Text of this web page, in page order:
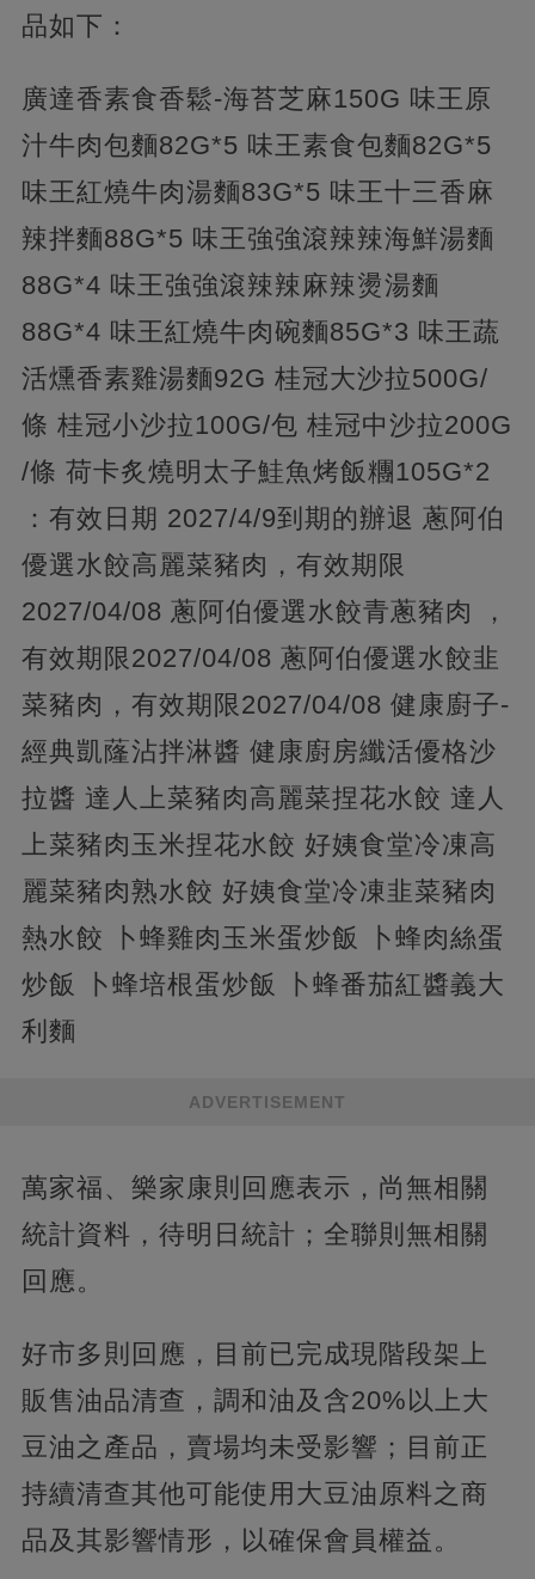
品如下：
廣達香素食香鬆-海苔芝麻150G 味王原
汁牛肉包麵82G*5 味王素食包麵82G*5
味王紅燒牛肉湯麵83G*5 味王十三香麻
辣拌麵88G*5 味王強強滾辣辣海鮮湯麵
88G*4 味王強強滾辣辣麻辣燙湯麵
88G*4 味王紅燒牛肉碗麵85G*3 味王蔬
活燻香素雞湯麵92G 桂冠大沙拉500G/
條 桂冠小沙拉100G/包 桂冠中沙拉200G
/條 荷卡炙燒明太子鮭魚烤飯糰105G*2
：有效日期 2027/4/9到期的辦退 蔥阿伯
優選水餃高麗菜豬肉，有效期限
2027/04/08 蔥阿伯優選水餃青蔥豬肉 ，
有效期限2027/04/08 蔥阿伯優選水餃韭
菜豬肉，有效期限2027/04/08 健康廚子-
經典凱蕯沾拌淋醬 健康廚房纖活優格沙
拉醬 達人上菜豬肉高麗菜捏花水餃 達人
上菜豬肉玉米捏花水餃 好姨食堂冷凍高
麗菜豬肉熟水餃 好姨食堂冷凍韭菜豬肉
熱水餃 卜蜂雞肉玉米蛋炒飯 卜蜂肉絲蛋
炒飯 卜蜂培根蛋炒飯 卜蜂番茄紅醬義大
利麵
ADVERTISEMENT
萬家福、樂家康則回應表示，尚無相關
統計資料，待明日統計；全聯則無相關
回應。
好市多則回應，目前已完成現階段架上
販售油品清查，調和油及含20%以上大
豆油之產品，賣場均未受影響；目前正
持續清查其他可能使用大豆油原料之商
品及其影響情形，以確保會員權益。